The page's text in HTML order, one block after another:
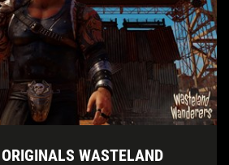
WASTELAND